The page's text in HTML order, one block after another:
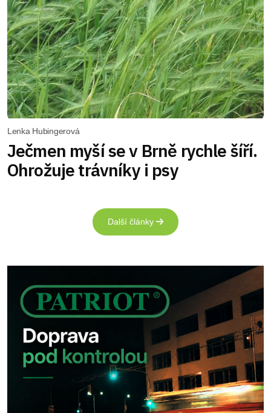
Lenka Hubingerová
Ječmen myší se v Brně rychle šíří.
Ohrožuje trávníky i psy
Další články